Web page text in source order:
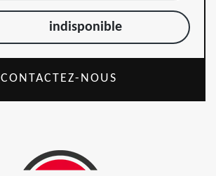
indisponible
CONTACTEZ-NOUS